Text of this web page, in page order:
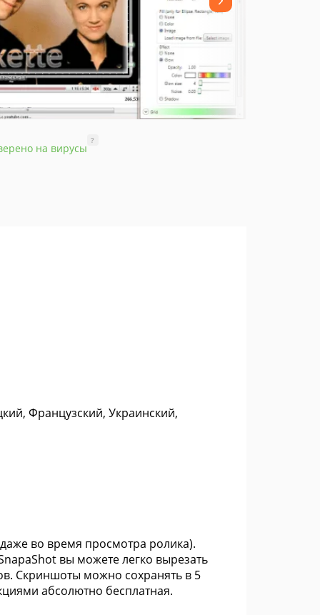
на вирусы
?
Французский, Украинский,
во время просмотра ролика).
вы можете легко вырезать
Cкриншоты можно сохранять в 5
абсолютно бесплатная.